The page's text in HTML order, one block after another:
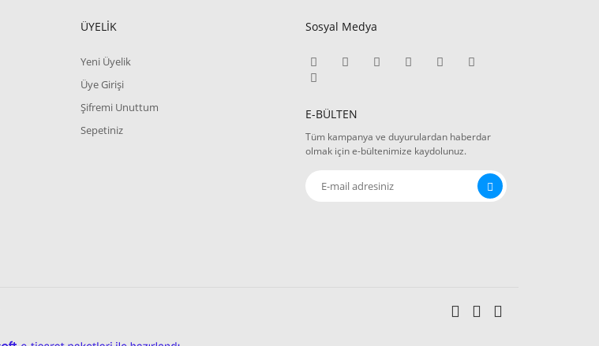
ÜYELİK
Yeni Üyelik
Üye Girişi
Şifremi Unuttum
Sepetiniz
Sosyal Medya
E-BÜLTEN
Tüm kampanya ve duyurulardan haberdar
olmak için e-bültenimize kaydolunuz.